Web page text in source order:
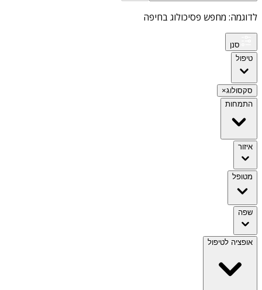
לדוגמה: מחפש פסיכולוג בחיפה
סנן
טיפול
סקסולוג×
התמחות
איזור
מטופל
שפה
אופציה לטיפול